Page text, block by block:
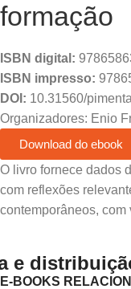
formação
ISBN digital:
ISBN impresso:
DOI: 10.31560/
Organizadores: Enio
Download do ebook
O livro fornece dados
com reflexões
contemporâneos,
e
E-BOOKS